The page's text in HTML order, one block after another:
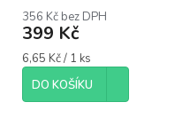
produktu
je
z
hvězdiček.
356 Kč bez DPH
399 Kč
Měrná
cena:
6,65 Kč / 1 ks
DO KOŠÍKU